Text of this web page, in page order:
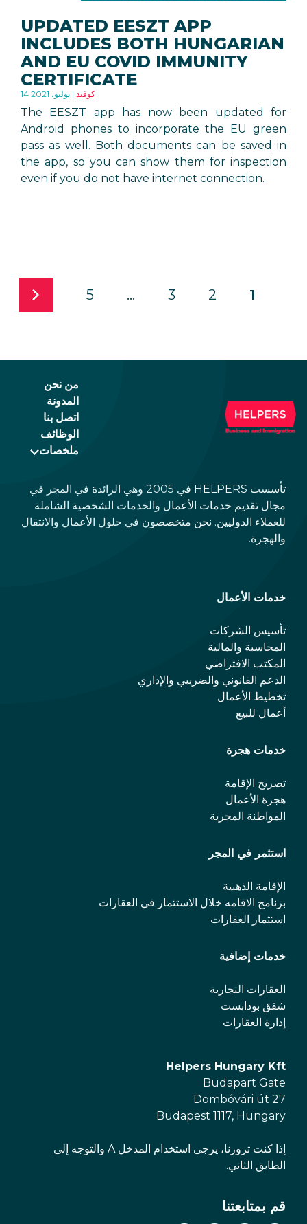
UPDATED EESZT APP
INCLUDES BOTH HUNGARIAN
AND EU COVID IMMUNITY
CERTIFICATE
14 يوليو، 2021 كوفيد
The EESZT app has now been updated for
Android phones to incorporate the EU green
pass as well. Both documents can be saved in
the app, so you can show them for inspection
even if you do not have internet connection.
1
2
3
…
5
من نحن
المدونة
اتصل بنا
الوظائف
ملخصات
تأسست HELPERS في 2005 وهي الرائدة في المجر في
مجال تقديم خدمات الأعمال والخدمات الشخصية الشاملة
للعملاء الدوليين. نحن متخصصون في حلول الأعمال والانتقال
والهجرة.
خدمات الأعمال
تأسيس الشركات
المحاسبة والمالية
المكتب الافتراضي
الدعم القانوني والضريبي والإداري
تخطيط الأعمال
أعمال للبيع
خدمات هجرة
تصريح الإقامة
هجرة الأعمال
المواطنة المجرية
استثمر في المجر
الإقامة الذهبية
برنامج الاقامه خلال الاستثمار فی العقارات
استثمار العقارات
خدمات إضافية
العقارات التجارية
شقق بودابست
إدارة العقارات
Helpers Hungary Kft
Budapart Gate
Dombóvári út 27
Budapest 1117, Hungary
إذا كنت تزورنا، يرجى استخدام المدخل A والتوجه إلى
الطابق الثاني.
قم بمتابعتنا